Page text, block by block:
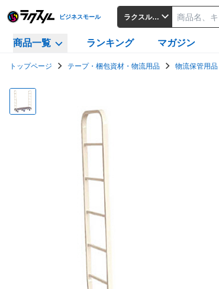
ビジネスモール ラクスルビジネスモール
商品一覧 ランキング マガジン
トップページ テープ・梱包資材・物流用品 物流保管用品